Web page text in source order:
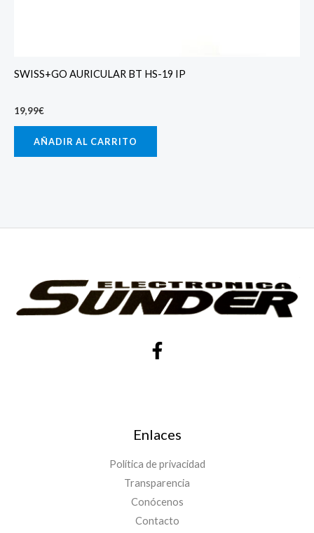
SWISS+GO AURICULAR BT HS-19 IP
19,99€
AÑADIR AL CARRITO
Enlaces
Política de privacidad
Transparencia
Conócenos
Contacto